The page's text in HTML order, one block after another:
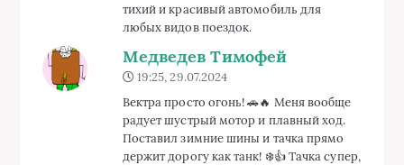
тихий и красивый автомобиль для
любых видов поездок.
Медведев Тимофей
19:25, 29.07.2024
Вектра просто огонь! 🚗🔥 Меня вообще
радует шустрый мотор и плавный ход.
Поставил зимние шины и тачка прямо
держит дорогу как танк! ❄️👍 Тачка супер,